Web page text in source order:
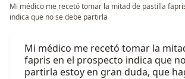
Mi médico me recetó tomar la mitad de pastilla
indica que no se debe partirla
Mi médico me recetó tomar la
fapris en el prospecto indica que
partirla estoy en gran duda, que